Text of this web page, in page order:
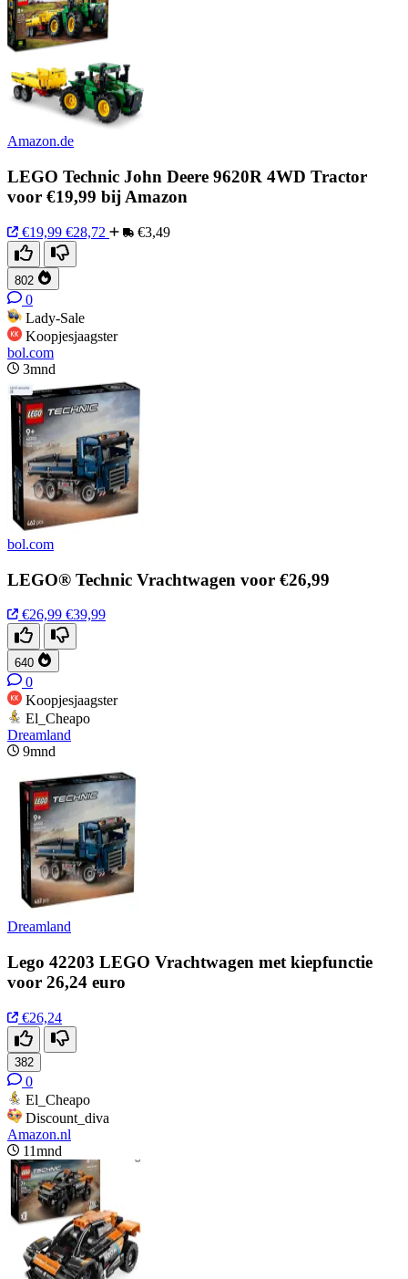
Amazon.de
LEGO Technic John Deere 9620R 4WD Tractor
voor €19,99 bij Amazon
€19,99 €28,72 €3,49
802
0
Lady-Sale
Koopjesjaagster
bol.com
3mnd
bol.com
LEGO® Technic Vrachtwagen voor €26,99
€26,99 €39,99
640
0
Koopjesjaagster
El_Cheapo
Dreamland
9mnd
Dreamland
Lego 42203 LEGO Vrachtwagen met kiepfunctie
voor 26,24 euro
€26,24
382
0
El_Cheapo
Discount_diva
Amazon.nl
11mnd